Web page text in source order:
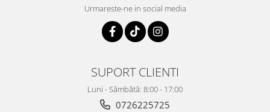
Urmareste-ne in social media
SUPORT CLIENTI
Luni - Sâmbătă: 8:00 - 17:00
0726225725